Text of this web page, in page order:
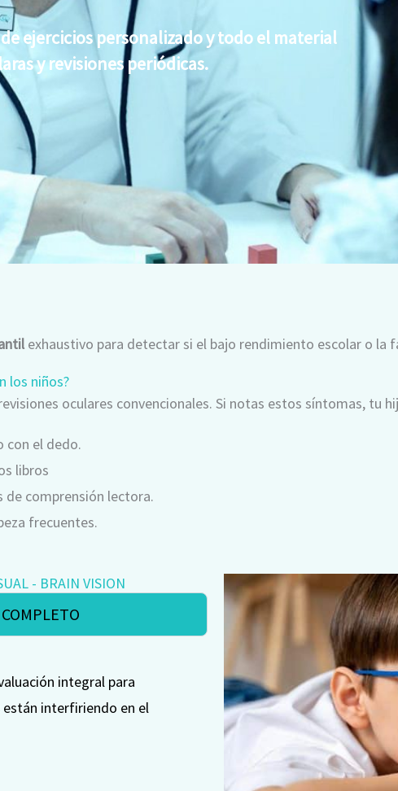
ejercicios personalizado y todo el material
y revisiones periódicas.
exhaustivo para detectar si el bajo rendimiento escolar o la
los niños?
oculares convencionales. Si notas estos síntomas, tu
con el dedo.
libros
de comprensión lectora.
frecuentes.
- BRAIN VISION
integral para
están interfiriendo en el